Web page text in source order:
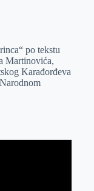
po tekstu
Martinovića,
Karađorđeva